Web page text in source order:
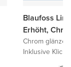
Blaufoss
Erhöht,
Chrom
Inklusive